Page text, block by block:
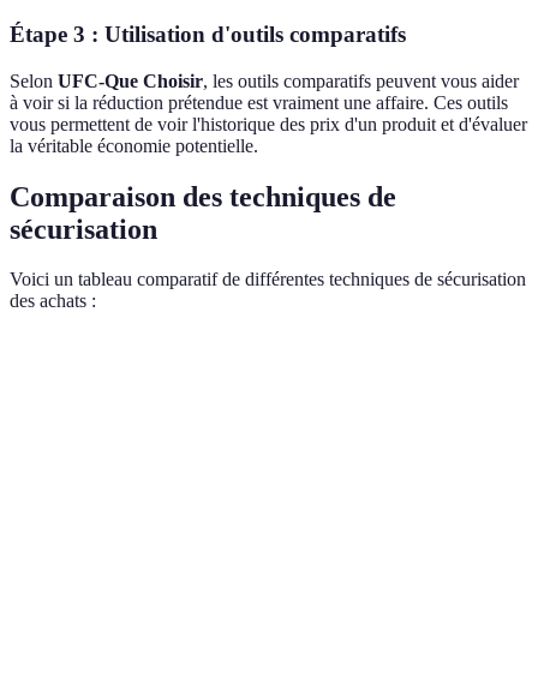
Étape 3 : Utilisation d'outils comparatifs
Selon UFC-Que Choisir, les outils comparatifs peuvent vous aider
à voir si la réduction prétendue est vraiment une affaire. Ces outils
vous permettent de voir l'historique des prix d'un produit et d'évaluer
la véritable économie potentielle.
Comparaison des techniques de
sécurisation
Voici un tableau comparatif de différentes techniques de sécurisation
des achats :